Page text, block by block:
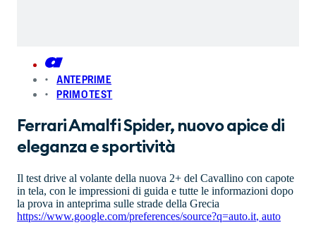
ANTEPRIME
PRIMO TEST
Ferrari Amalfi Spider, nuovo apice di
eleganza e sportività
Il test drive al volante della nuova 2+ del Cavallino con capote
in tela, con le impressioni di guida e tutte le informazioni dopo
la prova in anteprima sulle strade della Grecia
https://www.google.com/preferences/source?q=auto.it, auto